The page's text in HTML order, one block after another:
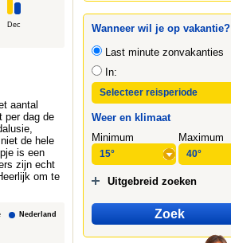
Dec
aantal
per dag de
de hele
is een
zijn echt
om te
Nederland
Wanneer wil je op vakantie?
Last minute zonvakanties
In:
Weer en klimaat
Minimum
Maximum
Uitgebreid zoeken